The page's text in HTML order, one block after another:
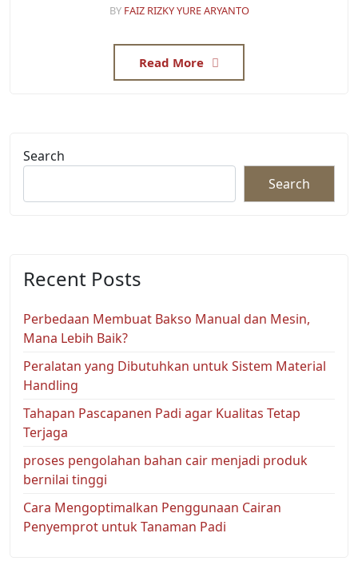
BY FAIZ RIZKY YURE ARYANTO
Read More
Search
Search
Recent Posts
Perbedaan Membuat Bakso Manual dan Mesin,
Mana Lebih Baik?
Peralatan yang Dibutuhkan untuk Sistem Material
Handling
Tahapan Pascapanen Padi agar Kualitas Tetap
Terjaga
proses pengolahan bahan cair menjadi produk
bernilai tinggi
Cara Mengoptimalkan Penggunaan Cairan
Penyemprot untuk Tanaman Padi